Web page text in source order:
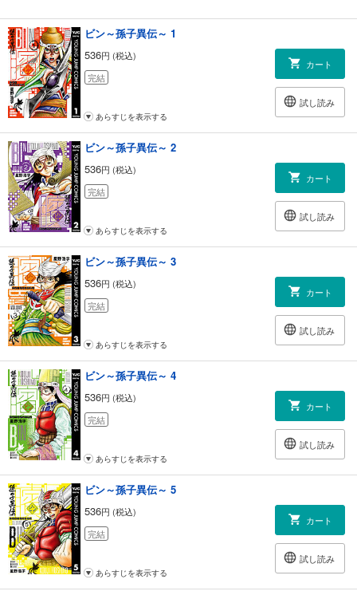
ビン～孫子異伝～ 1
536円 (税込)
完結
カート
試し読み
あらすじを表示する
ビン～孫子異伝～ 2
536円 (税込)
完結
カート
試し読み
あらすじを表示する
ビン～孫子異伝～ 3
536円 (税込)
完結
カート
試し読み
あらすじを表示する
ビン～孫子異伝～ 4
536円 (税込)
完結
カート
試し読み
あらすじを表示する
ビン～孫子異伝～ 5
536円 (税込)
完結
カート
試し読み
あらすじを表示する